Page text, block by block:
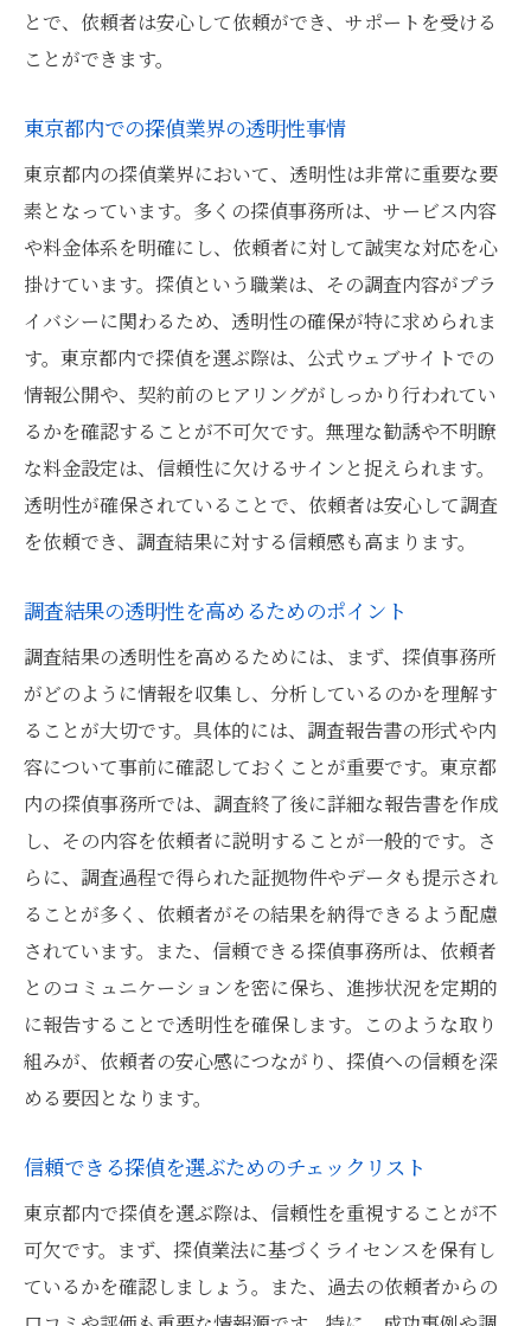
とで、依頼者は安心して依頼ができ、サポートを受ける
ことができます。
東京都内での探偵業界の透明性事情
東京都内の探偵業界において、透明性は非常に重要な要
素となっています。多くの探偵事務所は、サービス内容
や料金体系を明確にし、依頼者に対して誠実な対応を心
掛けています。探偵という職業は、その調査内容がプラ
イバシーに関わるため、透明性の確保が特に求められま
す。東京都内で探偵を選ぶ際は、公式ウェブサイトでの
情報公開や、契約前のヒアリングがしっかり行われてい
るかを確認することが不可欠です。無理な勧誘や不明瞭
な料金設定は、信頼性に欠けるサインと捉えられます。
透明性が確保されていることで、依頼者は安心して調査
を依頼でき、調査結果に対する信頼感も高まります。
調査結果の透明性を高めるためのポイント
調査結果の透明性を高めるためには、まず、探偵事務所
がどのように情報を収集し、分析しているのかを理解す
ることが大切です。具体的には、調査報告書の形式や内
容について事前に確認しておくことが重要です。東京都
内の探偵事務所では、調査終了後に詳細な報告書を作成
し、その内容を依頼者に説明することが一般的です。さ
らに、調査過程で得られた証拠物件やデータも提示され
ることが多く、依頼者がその結果を納得できるよう配慮
されています。また、信頼できる探偵事務所は、依頼者
とのコミュニケーションを密に保ち、進捗状況を定期的
に報告することで透明性を確保します。このような取り
組みが、依頼者の安心感につながり、探偵への信頼を深
める要因となります。
信頼できる探偵を選ぶためのチェックリスト
東京都内で探偵を選ぶ際は、信頼性を重視することが不
可欠です。まず、探偵業法に基づくライセンスを保有し
ているかを確認しましょう。また、過去の依頼者からの